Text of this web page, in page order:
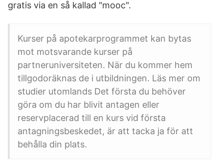
gratis via en så kallad "mooc".
Kurser på apotekarprogrammet kan bytas
mot motsvarande kurser på
partneruniversiteten. När du kommer hem
tillgodoräknas de i utbildningen. Läs mer om
studier utomlands Det första du behöver
göra om du har blivit antagen eller
reservplacerad till en kurs vid första
antagningsbeskedet, är att tacka ja för att
behålla din plats.